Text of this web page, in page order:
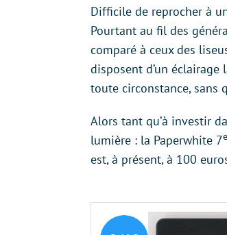
Difficile de reprocher à
Pourtant au fil des
comparé à ceux des
disposent d’un
toute circonstance, sans
Alors tant qu’à investir
lumière : la Paperwhite 7e
est, à présent, à 100